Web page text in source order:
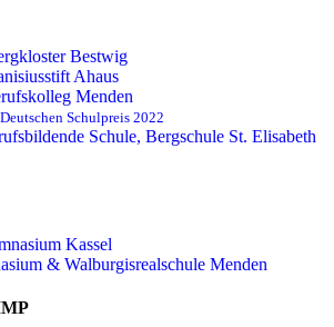
Bestwig
Ahaus
Menden
Schulpreis 2022
Schule, Bergschule St. Elisabeth
Kassel
& Walburgisrealschule Menden